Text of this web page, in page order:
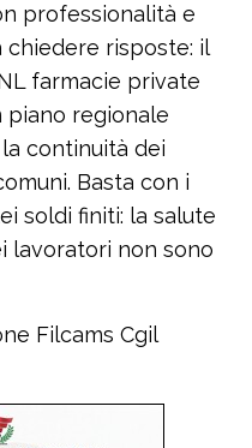
professionalità e
chiedere risposte: il
farmacie private
piano regionale
continuità dei
Basta con i
soldi finiti: la salute
lavoratori non sono
Filcams Cgil